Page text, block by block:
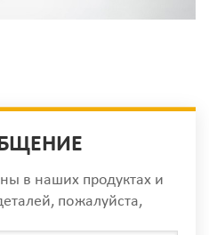
в наших продуктах и
пожалуйста,